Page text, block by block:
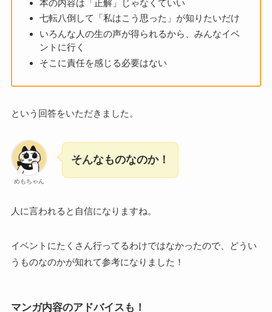
本の内容は「正解」じゃなくていい
七転八倒して「私はこう思った」が知りたいだけ
いろんな人の生の声が得られるから、みんなイベ
ントに行く
そこに責任を感じる必要はない
という回答をいただきました。
めもちゃん
そんなものなのか！
人に言われると自信になりますね。
イベントにたくさん行ってるわけではなかったので、どうい
うものなのかが知れて参考になりました！
マンガ内容のアドバイスも！